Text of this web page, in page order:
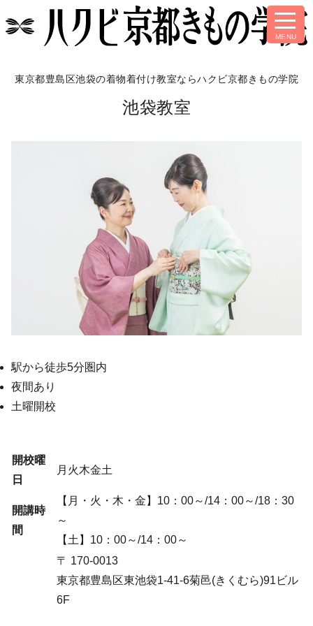
東京都豊島区池袋の着物着付け教室ならハクビ京都きもの学院
池袋教室
駅から徒歩5分圏内
夜間あり
土曜開校
開校曜
日
月火木金土
開講時
間
【月・火・木・金】10：00～/14：00～/18：30
～
【土】10：00～/14：00～
〒 170-0013
東京都豊島区東池袋1-41-6菊邑(きくむら)91ビル
6F